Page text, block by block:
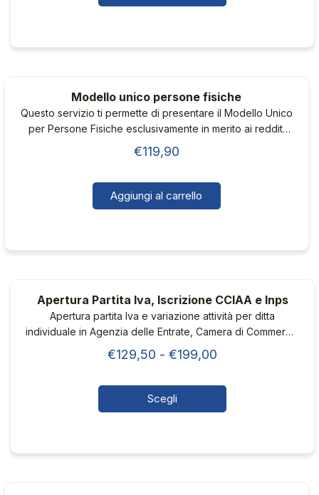
Modello unico persone fisiche
Questo servizio ti permette di presentare il Modello Unico
per Persone Fisiche esclusivamente in merito ai redditi
non provenienti da attività professionali o commerciali.
€119,90
Aggiungi al carrello
Apertura Partita Iva, Iscrizione CCIAA e Inps
Apertura partita Iva e variazione attività per ditta
individuale in Agenzia delle Entrate, Camera di Commercio
ed Inps.
€129,50 - €199,00
da
a
Scegli
Questo
ha